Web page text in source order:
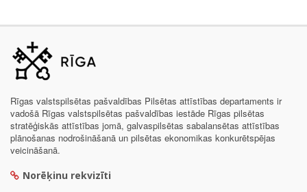
Rīgas valstspilsētas pašvaldības Pilsētas attīstības departaments ir
vadošā Rīgas valstspilsētas pašvaldības iestāde Rīgas pilsētas
stratēģiskās attīstības jomā, galvaspilsētas sabalansētas attīstības
plānošanas nodrošināšanā un pilsētas ekonomikas konkurētspējas
veicināšanā.
Norēķinu rekvizīti